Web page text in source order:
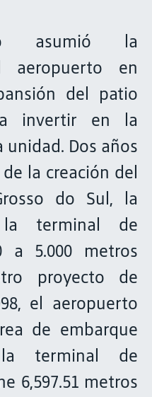
asumió la
aeropuerto en
del patio
invertir en la
Dos años
la creación del
do Sul, la
la terminal de
a 5.000 metros
proyecto de
el aeropuerto
de embarque
terminal de
6,597.51 metros